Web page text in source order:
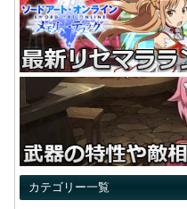
カテゴリー一覧